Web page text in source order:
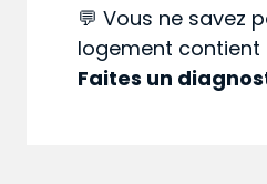
💬 Vous ne savez
logement contient
Faites un